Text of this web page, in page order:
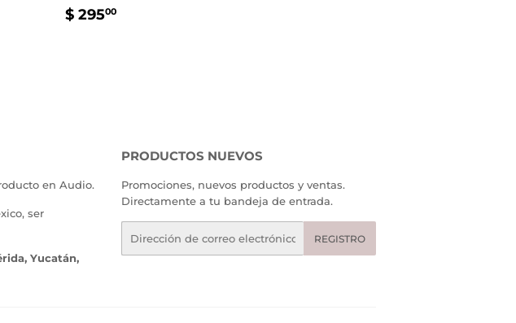
PRECIO
$ 29500
en Audio.
ser
Yucatán,
PRODUCTOS NUEVOS
Promociones, nuevos productos y ventas.
Directamente a tu bandeja de entrada.
REGISTRO